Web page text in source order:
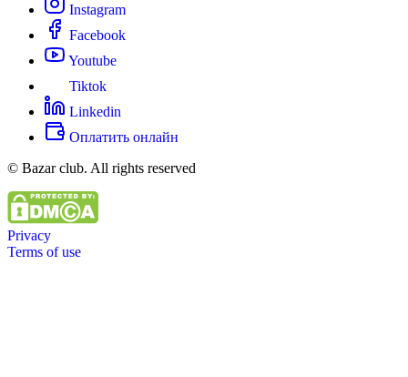
Instagram
Facebook
Youtube
Tiktok
Linkedin
Оплатить онлайн
© Bazar club. All rights reserved
Privacy
Terms of use